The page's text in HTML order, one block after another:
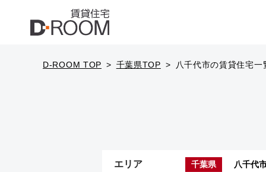
D-ROOM TOP 千葉県TOP 八千代市の賃貸住宅一
エリア 千葉県 八千代